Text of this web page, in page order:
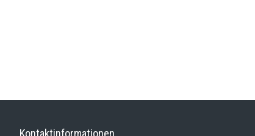
Kontaktinformationen